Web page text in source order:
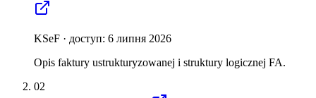
KSeF · доступ: 6 липня 2026
Opis faktury ustrukturyzowanej i struktury logicznej FA.
02